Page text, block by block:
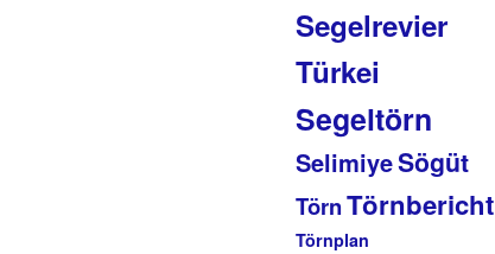
Segelrevier
Türkei
Segeltörn
SelimiyeSögüt
TörnTörnbericht
Törnplan